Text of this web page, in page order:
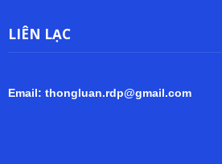
LIÊN LẠC
Email: thongluan.rdp@gmail.com